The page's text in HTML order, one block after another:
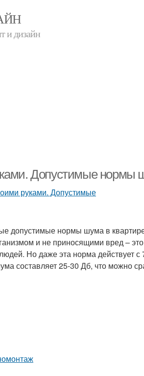
и дизайн
Допустимые нормы
допустимые нормы шума в
и не приносящими вред –
Но даже эта норма действует с
составляет 25-30 Дб, что можно